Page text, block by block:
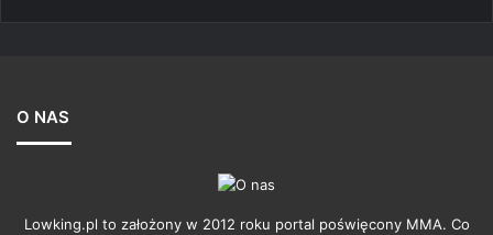
O NAS
Lowking.pl to założony w 2012 roku portal poświęcony MMA. Co